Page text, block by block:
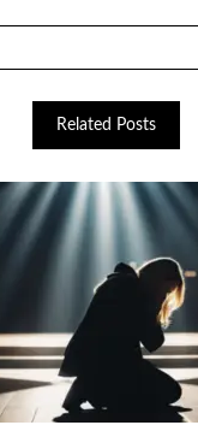
Related Posts